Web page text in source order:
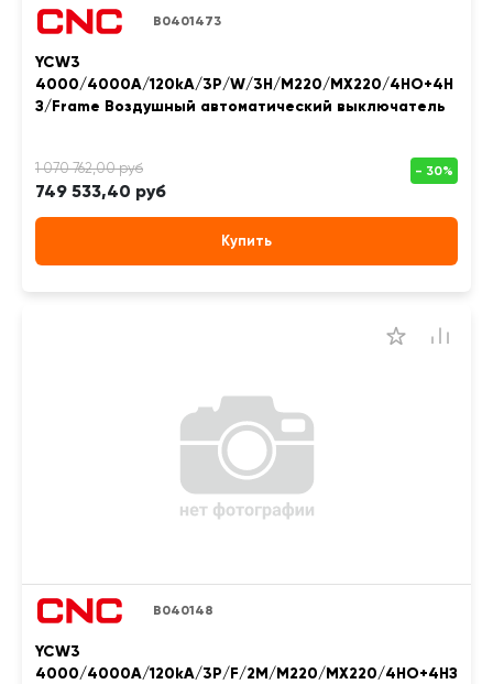
B0401473
YCW3
4000/4000A/120kA/3P/W/3H/M220/MX220/4НО+4Н
З/Frame Воздушный автоматический выключатель
749 533,40 руб
Купить
B040148
YCW3
4000/4000A/120kA/3P/F/2M/M220/MX220/4НО+4НЗ